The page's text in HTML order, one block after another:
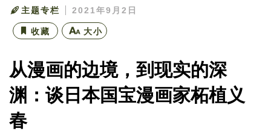
主题专栏 2021年9月2日
收藏 大小
从漫画的边境，到现实的深
渊：谈日本国宝漫画家柘植义
春